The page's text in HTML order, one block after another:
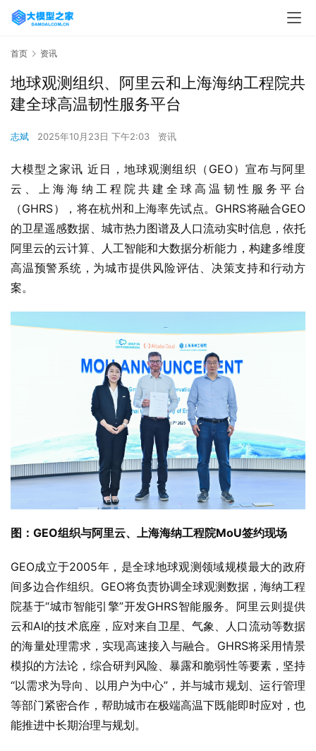
首页 资讯
地球观测组织、阿里云和上海海纳工程院共
建全球高温韧性服务平台
志斌 2025年10月23日 下午2:03 资讯
大模型之家讯 近日，地球观测组织（GEO）宣布与阿里
云、上海海纳工程院共建全球高温韧性服务平台
（GHRS），将在杭州和上海率先试点。GHRS将融合GEO
的卫星遥感数据、城市热力图谱及人口流动实时信息，依托
阿里云的云计算、人工智能和大数据分析能力，构建多维度
高温预警系统，为城市提供风险评估、决策支持和行动方
案。
图：GEO组织与阿里云、上海海纳工程院MoU签约现场
GEO成立于2005年，是全球地球观测领域规模最大的政府
间多边合作组织。GEO将负责协调全球观测数据，海纳工程
院基于“城市智能引擎”开发GHRS智能服务。阿里云则提供
云和AI的技术底座，应对来自卫星、气象、人口流动等数据
的海量处理需求，实现高速接入与融合。GHRS将采用情景
模拟的方法论，综合研判风险、暴露和脆弱性等要素，坚持
“以需求为导向、以用户为中心”，并与城市规划、运行管理
等部门紧密合作，帮助城市在极端高温下既能即时应对，也
能推进中长期治理与规划。